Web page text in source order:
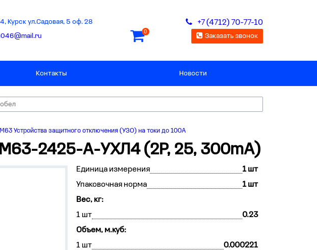
Курск ул.Садовая, 5 оф. 28 +7 (4712) 70-77-10
0
Заказать звонок
Контакты Новости
Устройства защитного отключения (УЗО) на токи до 100А
2425-A-УХЛ4 (2P, 25, 300mA)
Единица измерения
1 шт
Упаковочная норма
1 шт
Вес, кг:
1 шт
0.23
Объем, м.куб:
1 шт
0.000221